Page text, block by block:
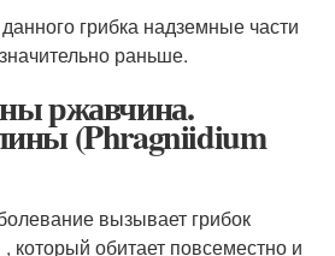
грибка надземные части
раньше.
ржавчина.
(Phragniidium
вызывает грибок
который обитает повсеместно и